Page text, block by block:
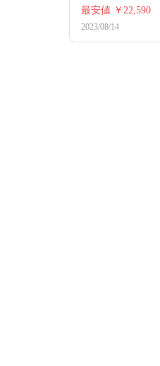
最安値 ￥22,590
2023/08/14